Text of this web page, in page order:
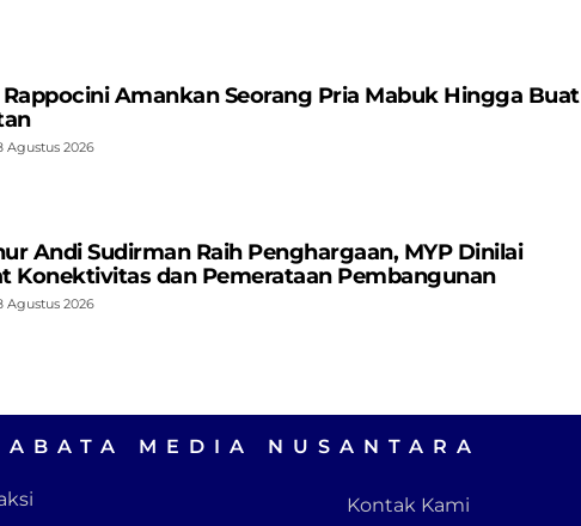
Amankan Seorang Pria Mabuk Hingga Buat
Agustus 2026
Andi Sudirman Raih Penghargaan, MYP Dinilai
Konektivitas dan Pemerataan Pembangunan
Agustus 2026
ABATA MEDIA NUSANTARA
Kontak Kami